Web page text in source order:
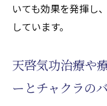
いても効果を発揮し
しています。
天啓気功治療や
ーとチャクラの